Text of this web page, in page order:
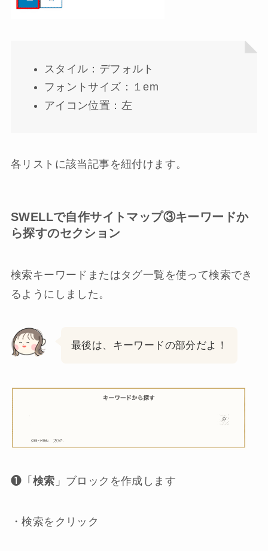
スタイル：デフォルト
フォントサイズ：１em
アイコン位置：左
各リストに該当記事を紐付けます。
SWELLで自作サイトマップ③キーワードか
ら探すのセクション
検索キーワードまたはタグ一覧を使って検索でき
るようにしました。
最後は、キーワードの部分だよ！
❶「 検索 」ブロックを作成します
・検索をクリック